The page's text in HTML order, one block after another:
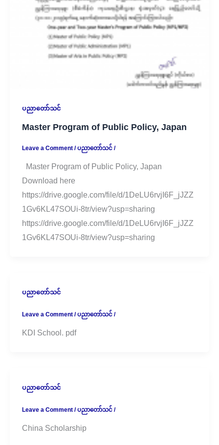
ပညာတော်သင်
Master Program of Public Policy, Japan
Leave a Comment /ပညာတော်သင်/
Master Program of Public Policy, Japan
Download here
https://drive.google.com/file/d/1DeLU6rvjI6F_jJZZ
1Gv6KL47SOUi-8tr/view?usp=sharing
https://drive.google.com/file/d/1DeLU6rvjI6F_jJZZ
1Gv6KL47SOUi-8tr/view?usp=sharing
ပညာတော်သင်
Leave a Comment /ပညာတော်သင်/
KDI School. pdf
ပညာတော်သင်
Leave a Comment /ပညာတော်သင်/
China Scholarship